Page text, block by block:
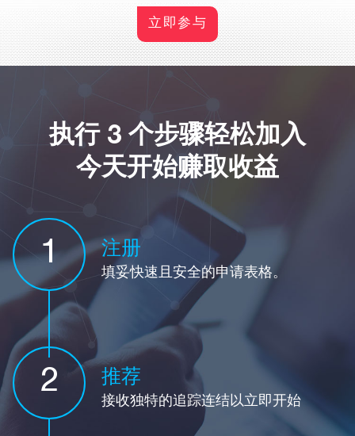
立即参与
执行 3 个步骤轻松加入
今天开始赚取收益
1 注册
填妥快速且安全的申请表格。
2 推荐
接收独特的追踪连结以立即开始